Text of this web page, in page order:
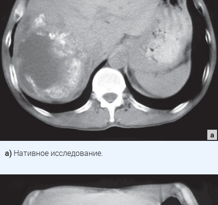
а) Нативное исследование.